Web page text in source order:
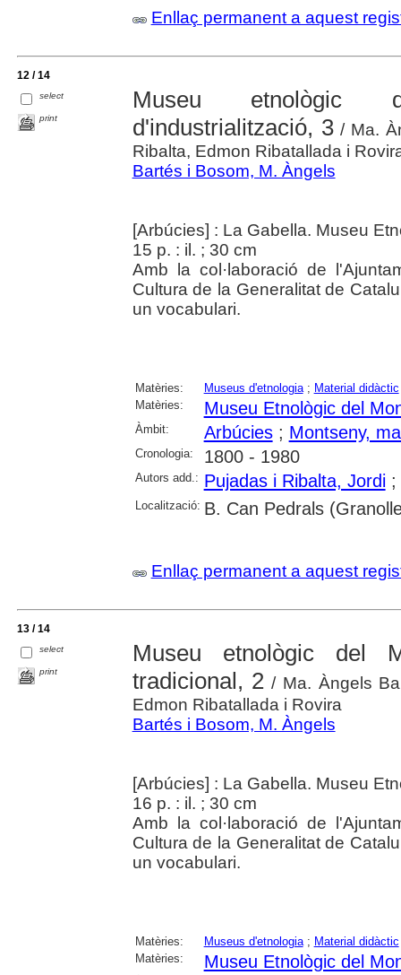
Enllaç permanent a aquest
12 / 14
select
print
Museu etnològic
d'industrialització, 3/ Ma.
Ribalta, Edmon Ribatallada i
Bartés i Bosom, M. Àngels
[Arbúcies] : La Gabella. Museu
15 p. : il. ; 30 cm
Amb la col·laboració de
Cultura de la Generalitat de
un vocabulari.
Matèries: Museus d'etnologia; Material didàctic
Matèries:
Museu Etnològic del
Àmbit: Arbúcies; Montseny,
Cronologia: 1800 - 1980
Autors add.: Pujadas i Ribalta, Jordi;
Localització: B. Can Pedrals
Enllaç permanent a aquest
13 / 14
select
print
Museu etnològic del
tradicional, 2 / Ma. Àngels
Edmon Ribatallada i Rovira
Bartés i Bosom, M. Àngels
[Arbúcies] : La Gabella. Museu
16 p. : il. ; 30 cm
Amb la col·laboració de
Cultura de la Generalitat de
un vocabulari.
Matèries: Museus d'etnologia; Material didàctic
Matèries:
Museu Etnològic del